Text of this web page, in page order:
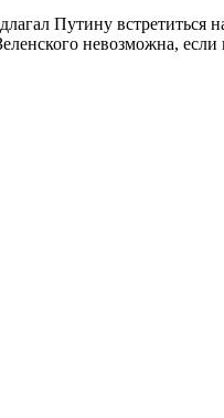
Путину
невозможна,